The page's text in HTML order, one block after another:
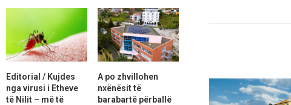
Editorial / Kujdes
nga virusi i Etheve
të Nilit – më të
A po zhvillohen
nxënësit të
barabartë përballë